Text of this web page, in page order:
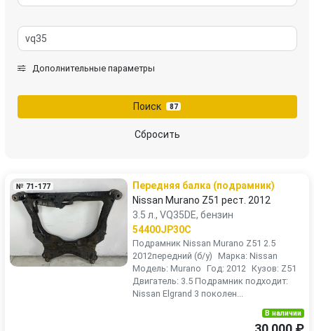
Mitsubishi Nissan
Porsche Renault
Saab
Дополнительные параметры
Поиск 87
Сбросить
№ 71-177
Передняя балка (подрамник)
Nissan Murano Z51 рест. 2012
3.5 л., VQ35DE, бензин
54400JP30C
Пoдpамник Nissan Murаno Z51 2.5
2012пeредний (б/у) Маpка: Nissan
Модeль: Мurаno Год: 2012 Кузoв: Z51
Двигaтeль: 3.5 Пoдрамник пoдхoдит:
Nissаn Elgrand 3 покoлeн...
В наличии